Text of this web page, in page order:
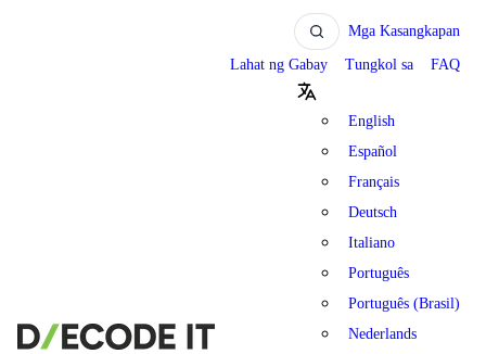
Mga Kasangkapan
Lahat ng Gabay Tungkol sa FAQ
English
Español
Français
Deutsch
Italiano
Português
Português (Brasil)
Nederlands